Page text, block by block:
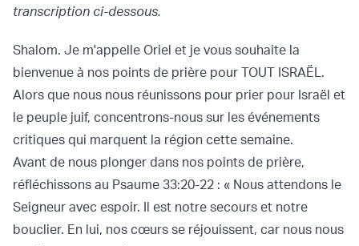
transcription ci-dessous.
Shalom. Je m'appelle Oriel et je vous souhaite la
bienvenue à nos points de prière pour TOUT ISRAËL.
Alors que nous nous réunissons pour prier pour Israël et
le peuple juif, concentrons-nous sur les événements
critiques qui marquent la région cette semaine.
Avant de nous plonger dans nos points de prière,
réfléchissons au Psaume 33:20-22 : « Nous attendons le
Seigneur avec espoir. Il est notre secours et notre
bouclier. En lui, nos cœurs se réjouissent, car nous nous